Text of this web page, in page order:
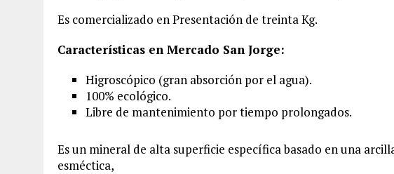
Es comercializado en Presentación de treinta Kg.
Características en Mercado San Jorge:
Higroscópico (gran absorción por el agua).
100% ecológico.
Libre de mantenimiento por tiempo prolongados.
Es un mineral de alta superficie específica basado en una
esméctica,